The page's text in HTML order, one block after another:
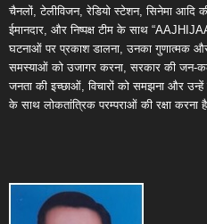
चैनलों, टेलीविजन, रेडियो स्टेशन, सिनेमा आदि
ईमानदार, और निष्पक्ष टीम के साथ
घटनाओं पर प्रकाश डालना, उनका गुणात्मक और
समस्याओं को उजागर करना, सरकार की जन-
जनता की इच्छाओं, विचारों को समझना और
के साथ लोकतांत्रिक परम्पराओं की रक्षा करना